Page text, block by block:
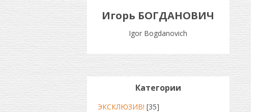
Игорь БОГДАНОВИЧ
Igor Bogdanovich
Категории
ЭКСКЛЮЗИВ! [35]